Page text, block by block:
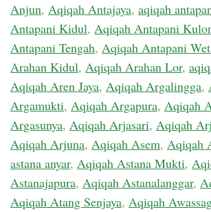
Anjun, Aqiqah Antajaya, aqiqah
Antapani Kidul, Aqiqah Antapani
Antapani Tengah, Aqiqah Antapani
Arahan Kidul, Aqiqah Arahan Lor,
Aqiqah Aren Jaya, Aqiqah Argalingga,
Argamukti, Aqiqah Argapura, Aqiqah
Argasunya, Aqiqah Arjasari, Aqiqah
Aqiqah Arjuna, Aqiqah Asem, Aqiqah
astana anyar, Aqiqah Astana Mukti,
Astanajapura, Aqiqah Astanalanggar,
Aqiqah Atang Senjaya, Aqiqah